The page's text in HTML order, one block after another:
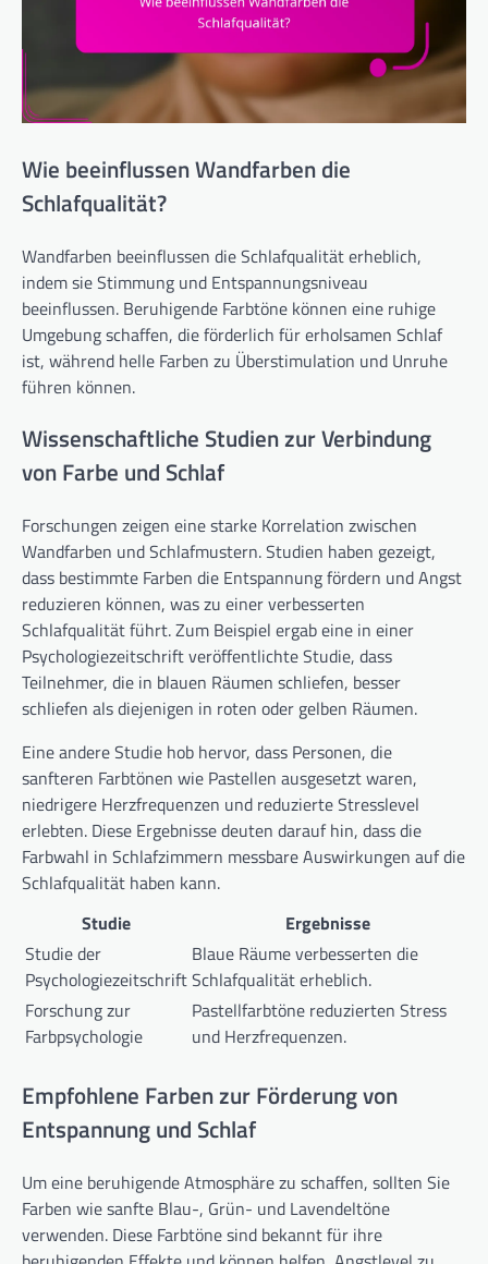
Wie beeinflussen Wandfarben die
Schlafqualität?
Wandfarben beeinflussen die Schlafqualität erheblich,
indem sie Stimmung und Entspannungsniveau
beeinflussen. Beruhigende Farbtöne können eine ruhige
Umgebung schaffen, die förderlich für erholsamen Schlaf
ist, während helle Farben zu Überstimulation und Unruhe
führen können.
Wissenschaftliche Studien zur Verbindung
von Farbe und Schlaf
Forschungen zeigen eine starke Korrelation zwischen
Wandfarben und Schlafmustern. Studien haben gezeigt,
dass bestimmte Farben die Entspannung fördern und Angst
reduzieren können, was zu einer verbesserten
Schlafqualität führt. Zum Beispiel ergab eine in einer
Psychologiezeitschrift veröffentlichte Studie, dass
Teilnehmer, die in blauen Räumen schliefen, besser
schliefen als diejenigen in roten oder gelben Räumen.
Eine andere Studie hob hervor, dass Personen, die
sanfteren Farbtönen wie Pastellen ausgesetzt waren,
niedrigere Herzfrequenzen und reduzierte Stresslevel
erlebten. Diese Ergebnisse deuten darauf hin, dass die
Farbwahl in Schlafzimmern messbare Auswirkungen auf die
Schlafqualität haben kann.
Studie
Ergebnisse
Studie der
Psychologiezeitschrift
Blaue Räume verbesserten die
Schlafqualität erheblich.
Forschung zur
Farbpsychologie
Pastellfarbtöne reduzierten Stress
und Herzfrequenzen.
Empfohlene Farben zur Förderung von
Entspannung und Schlaf
Um eine beruhigende Atmosphäre zu schaffen, sollten Sie
Farben wie sanfte Blau-, Grün- und Lavendeltöne
verwenden. Diese Farbtöne sind bekannt für ihre